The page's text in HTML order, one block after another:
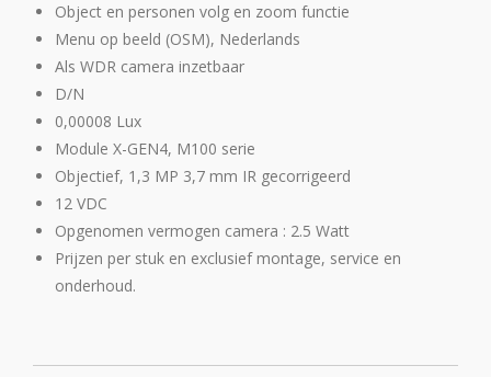
Object en personen volg en zoom functie
Menu op beeld (OSM), Nederlands
Als WDR camera inzetbaar
D/N
0,00008 Lux
Module X-GEN4, M100 serie
Objectief, 1,3 MP 3,7 mm IR gecorrigeerd
12 VDC
Opgenomen vermogen camera : 2.5 Watt
Prijzen per stuk en exclusief montage, service en
onderhoud.